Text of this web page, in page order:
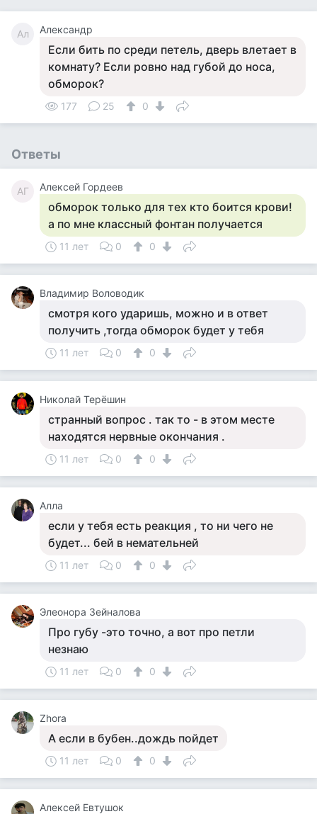
Ал Александр
Если бить по среди петель, дверь влетает в
комнату? Если ровно над губой до носа,
обморок?
177 25 0
Ответы
АГ Алексей Гордеев
обморок только для тех кто боится крови!
а по мне классный фонтан получается
11 лет 0 0
Владимир Воловодик
смотря кого ударишь, можно и в ответ
получить ,тогда обморок будет у тебя
11 лет 0 0
Николай Терёшин
странный вопрос . так то - в этом месте
находятся нервные окончания .
11 лет 0 0
Алла
если у тебя есть реакция , то ни чего не
будет... бей в немательней
11 лет 0 0
Элеонора Зейналова
Про губу -это точно, а вот про петли
незнаю
11 лет 0 0
Zhora
А если в бубен..дождь пойдет
11 лет 0 0
Алексей Евтушок